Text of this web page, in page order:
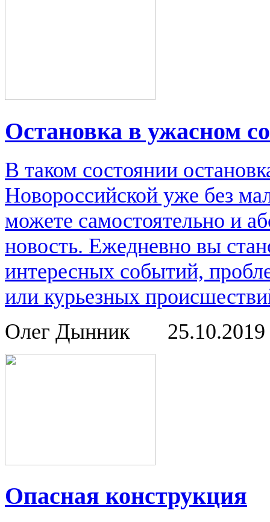
Остановка в ужасном
В таком состоянии
Новороссийской уже без
можете самостоятельно и
новость. Ежедневно вы
интересных событий,
или курьезных
Олег Дынник
25.10.2019
Опасная конструкция